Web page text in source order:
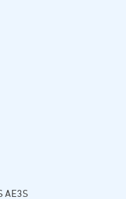
AE3S